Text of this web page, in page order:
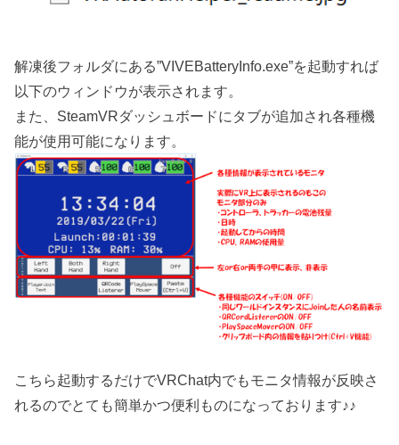
解凍後フォルダにある”VIVEBatteryInfo.exe”を起動すれば
以下のウィンドウが表示されます。
また、SteamVRダッシュボードにタブが追加され各種機
能が使用可能になります。
こちら起動するだけでVRChat内でもモニタ情報が反映さ
れるのでとても簡単かつ便利ものになっております♪♪